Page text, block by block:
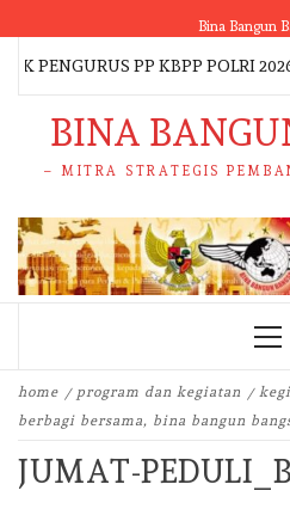
to
content
Bina Bangun
PP KBPP POLRI
BINA
– MITRA STRATEGIS
home program dan kegiatan
berbagi bersama, bina bangun
JUMAT-